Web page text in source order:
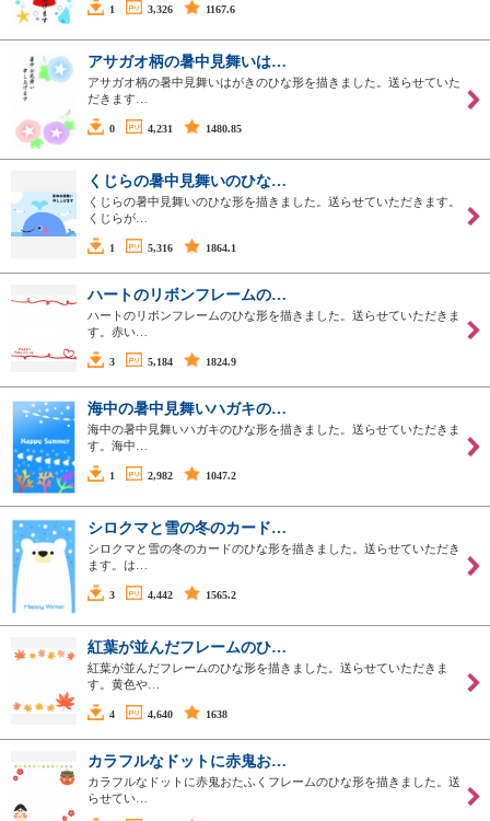
1 3,326 1167.6
アサガオ柄の暑中見舞いは…
アサガオ柄の暑中見舞いはがきのひな形を描きました。送らせていた
だきます…
0 4,231 1480.85
くじらの暑中見舞いのひな…
くじらの暑中見舞いのひな形を描きました。送らせていただきます。
くじらが…
1 5,316 1864.1
ハートのリボンフレームの…
ハートのリボンフレームのひな形を描きました。送らせていただきま
す。赤い…
3 5,184 1824.9
海中の暑中見舞いハガキの…
海中の暑中見舞いハガキのひな形を描きました。送らせていただきま
す。海中…
1 2,982 1047.2
シロクマと雪の冬のカード…
シロクマと雪の冬のカードのひな形を描きました。送らせていただき
ます。は…
3 4,442 1565.2
紅葉が並んだフレームのひ…
紅葉が並んだフレームのひな形を描きました。送らせていただきま
す。黄色や…
4 4,640 1638
カラフルなドットに赤鬼お…
カラフルなドットに赤鬼おたふくフレームのひな形を描きました。送
らせてい…